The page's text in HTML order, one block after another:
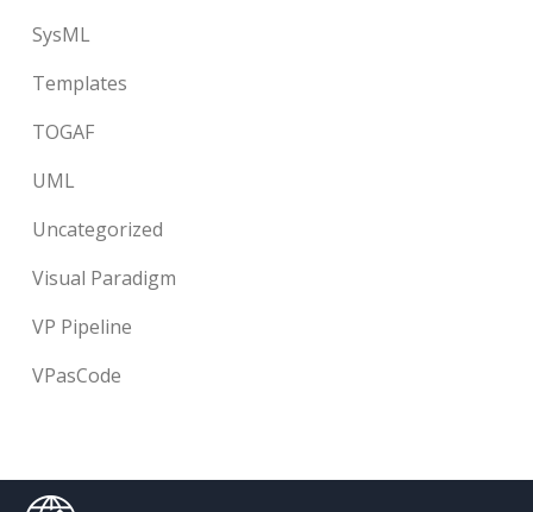
SysML
Templates
TOGAF
UML
Uncategorized
Visual Paradigm
VP Pipeline
VPasCode